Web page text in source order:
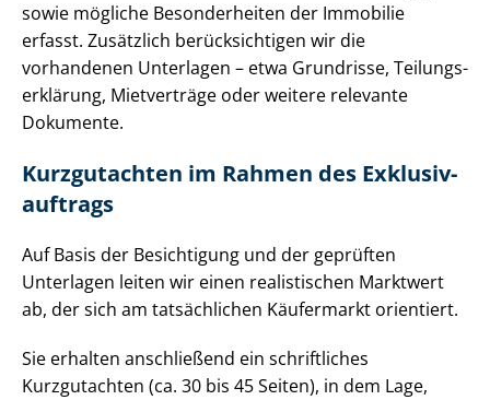
sowie mögliche Besonderheiten der Immobilie
erfasst. Zusätzlich berücksichtigen wir die
vorhandenen Unterlagen – etwa Grundrisse, Tei­lungs­
er­klä­rung, Mietverträge oder weitere relevante
Dokumente.
Kurzgutachten im Rahmen des Ex­klu­siv­
auf­trags
Auf Basis der Besichtigung und der geprüften
Unterlagen leiten wir einen realistischen Marktwert
ab, der sich am tatsächlichen Käufermarkt orientiert.
Sie erhalten anschließend ein schriftliches
Kurzgutachten (ca. 30 bis 45 Seiten), in dem Lage,